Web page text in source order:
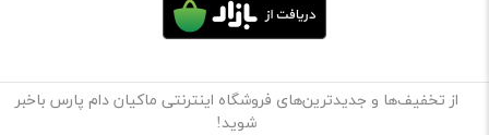
از تخفیف‌ها و جدیدترین‌های فروشگاه اینترنتی ماکیان دام پارس باخبر
شوید!